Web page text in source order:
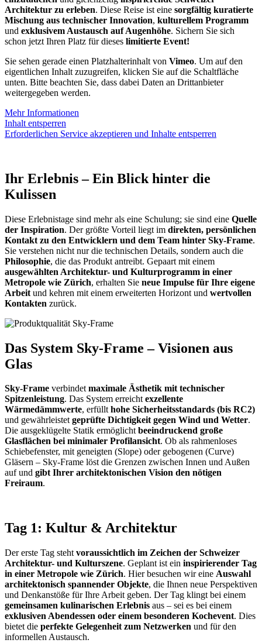
Architektur zu erleben. Diese Reise ist eine sorgfältig kuratierte
Mischung aus technischer Innovation, kulturellem Programm
und exklusivem Austausch auf Augenhöhe. Sichern Sie sich
schon jetzt Ihren Platz für dieses limitierte Event!
Sie sehen gerade einen Platzhalterinhalt von Vimeo. Um auf den
eigentlichen Inhalt zuzugreifen, klicken Sie auf die Schaltfläche
unten. Bitte beachten Sie, dass dabei Daten an Drittanbieter
weitergegeben werden.
Mehr Informationen
Inhalt entsperren
Erforderlichen Service akzeptieren und Inhalte entsperren
Ihr Erlebnis – Ein Blick hinter die
Kulissen
Diese Erlebnistage sind mehr als eine Schulung; sie sind eine Quelle
der Inspiration. Der größte Vorteil liegt im direkten, persönlichen
Kontakt zu den Entwicklern und dem Team hinter Sky-Frame.
Sie verstehen nicht nur die technischen Details, sondern auch die
Philosophie, die das Produkt antreibt. Gepaart mit einem
ausgewählten Architektur- und Kulturprogramm in einer
Metropole wie Zürich, erhalten Sie neue Impulse für Ihre eigene
Arbeit und kehren mit einem erweiterten Horizont und wertvollen
Kontakten zurück.
Das System Sky-Frame – Visionen aus
Glas
Sky-Frame verbindetmaximale Ästhetik mit technischer
Spitzenleistung. Das System erreichtexzellente
Wärmedämmwerte, erfüllthohe Sicherheitsstandards (bis RC2)
und gewährleistetgeprüfte Dichtigkeit gegen Wind und Wetter.
Die ausgeklügelte Statik ermöglichtbeeindruckend große
Glasflächen bei minimaler Profilansicht. Ob als rahmenloses
Schiebefenster, mit geneigten (Slope) oder gebogenen (Curve)
Gläsern – Sky-Frame löst die Grenzen zwischen Innen und Außen
auf und gibt Ihrer architektonischen Vision den nötigen
Freiraum.
Tag 1: Kultur & Architektur
Der erste Tag steht voraussichtlich im Zeichen der Schweizer
Architektur- und Kulturszene. Geplant ist ein inspirierender Tag
in einer Metropole wie Zürich. Hier besuchen wir eine Auswahl
architektonisch spannender Objekte, die Ihnen neue Perspektiven
und Denkanstöße für Ihre Arbeit geben. Der Tag klingt bei einem
gemeinsamen kulinarischen Erlebnis aus – sei es bei einem
exklusiven Abendessen oder einem besonderen Kochevent. Dies
bietet die perfekte Gelegenheit zum Netzwerken und für den
informellen Austausch.